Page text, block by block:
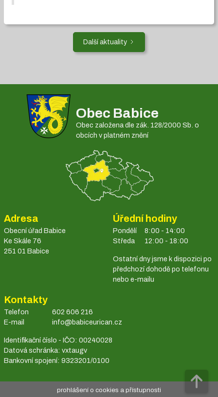
Další aktuality
Obec Babice
Obec založena dle zák. 128/2000 Sb. o
obcích v platném znění
Adresa
Obecní úřad Babice
Ke Skále 76
251 01 Babice
Úřední hodiny
Pondělí
Středa
8:00 - 14:00
12:00 - 18:00
Ostatní dny jsme k dispozici po
předchozí dohodě po telefonu
nebo e-mailu
Kontakty
Telefon
E-mail
602 606 216
info@babiceurican.cz
Identifikační číslo - IČO: 00240028
Datová schránka: vxtaugv
Bankovní spojení: 9323201/0100
prohlášení o cookies a přístupnosti